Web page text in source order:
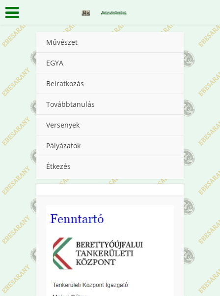
Művészet
EGYA
Beiratkozás
Továbbtanulás
Versenyek
Pályázatok
Étkezés